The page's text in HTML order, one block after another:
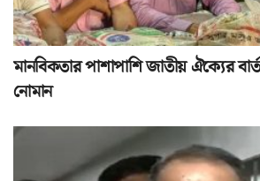
মানবিকতার পাশাপাশি জাতীয় ঐক্যের
নোমান